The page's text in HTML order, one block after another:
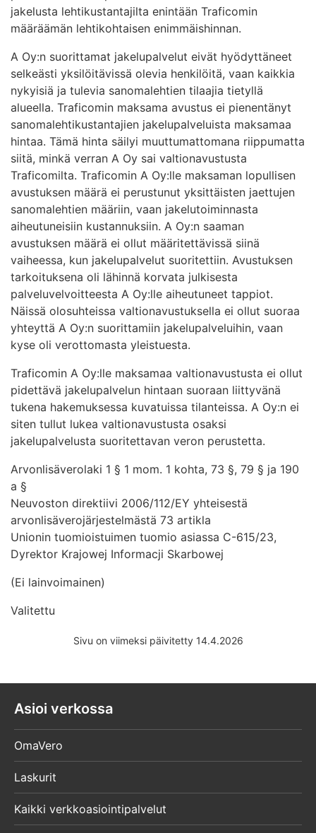
jakelusta lehtikustantajilta enintään Traficomin
määräämän lehtikohtaisen enimmäishinnan.
A Oy:n suorittamat jakelupalvelut eivät hyödyttäneet
selkeästi yksilöitävissä olevia henkilöitä, vaan kaikkia
nykyisiä ja tulevia sanomalehtien tilaajia tietyllä
alueella. Traficomin maksama avustus ei pienentänyt
sanomalehtikustantajien jakelupalveluista maksamaa
hintaa. Tämä hinta säilyi muuttumattomana riippumatta
siitä, minkä verran A Oy sai valtionavustusta
Traficomilta. Traficomin A Oy:lle maksaman lopullisen
avustuksen määrä ei perustunut yksittäisten jaettujen
sanomalehtien määriin, vaan jakelutoiminnasta
aiheutuneisiin kustannuksiin. A Oy:n saaman
avustuksen määrä ei ollut määritettävissä siinä
vaiheessa, kun jakelupalvelut suoritettiin. Avustuksen
tarkoituksena oli lähinnä korvata julkisesta
palveluvelvoitteesta A Oy:lle aiheutuneet tappiot.
Näissä olosuhteissa valtionavustuksella ei ollut suoraa
yhteyttä A Oy:n suorittamiin jakelupalveluihin, vaan
kyse oli verottomasta yleistuesta.
Traficomin A Oy:lle maksamaa valtionavustusta ei ollut
pidettävä jakelupalvelun hintaan suoraan liittyvänä
tukena hakemuksessa kuvatuissa tilanteissa. A Oy:n ei
siten tullut lukea valtionavustusta osaksi
jakelupalvelusta suoritettavan veron perustetta.
Arvonlisäverolaki 1 § 1 mom. 1 kohta, 73 §, 79 § ja 190
a §
Neuvoston direktiivi 2006/112/EY yhteisestä
arvonlisäverojärjestelmästä 73 artikla
Unionin tuomioistuimen tuomio asiassa C-615/23,
Dyrektor Krajowej Informacji Skarbowej
(Ei lainvoimainen)
Valitettu
Sivu on viimeksi päivitetty 14.4.2026
Asioi verkossa
OmaVero
Laskurit
Kaikki verkkoasiointipalvelut